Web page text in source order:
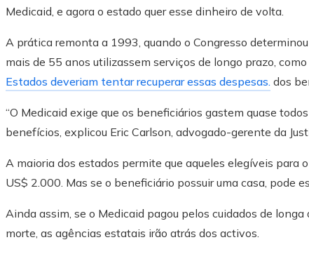
Medicaid, e agora o estado quer esse dinheiro de volta.
A prática remonta a 1993, quando o Congresso
mais de 55 anos utilizassem serviços de longo prazo,
Estados deveriam tentar recuperar essas despesas. dos
“O Medicaid exige que os beneficiários gastem quase
benefícios, explicou Eric Carlson, advogado-gerente da
A maioria dos estados permite que aqueles elegíveis
US$ 2.000. Mas se o beneficiário possuir uma casa, pode
Ainda assim, se o Medicaid pagou pelos cuidados de
morte, as agências estatais irão atrás dos activos.